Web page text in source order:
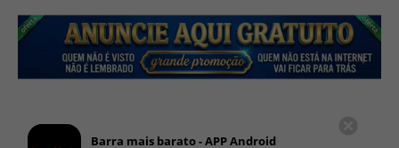
Barra mais barato - APP Android